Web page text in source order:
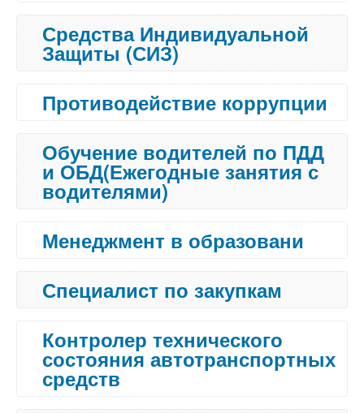
Средства Индивидуальной
Защиты (СИЗ)
Противодействие коррупции
Обучение водителей по ПДД
и ОБД(Ежегодные занятия с
водителями)
Менеджмент в образовани
Специалист по закупкам
Контролер технического
состояния автотранспортных
средств